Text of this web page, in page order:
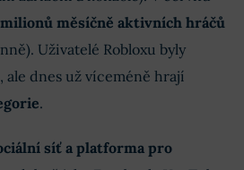
milionů měsíčně aktivních hráčů
Uživatelé Robloxu byly
dnes už víceméně hrají
.
síť a platforma pro